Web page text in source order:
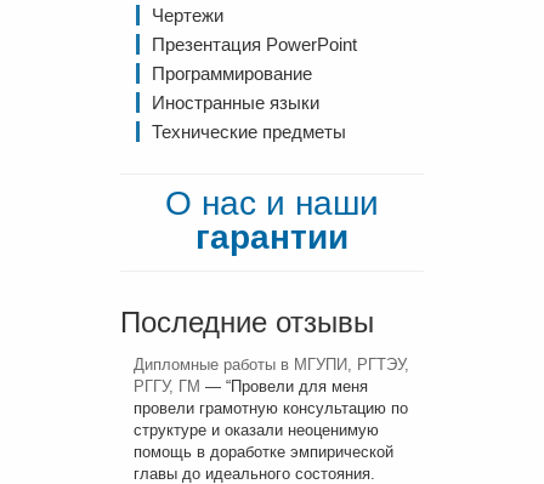
Чертежи
Презентация PowerPoint
Программирование
Иностранные языки
Технические предметы
О нас и наши
гарантии
Последние отзывы
Дипломные работы в МГУПИ, РГТЭУ,
РГГУ, ГМ — “Провели для меня
провели грамотную консультацию по
структуре и оказали неоценимую
помощь в доработке эмпирической
главы до идеального состояния.